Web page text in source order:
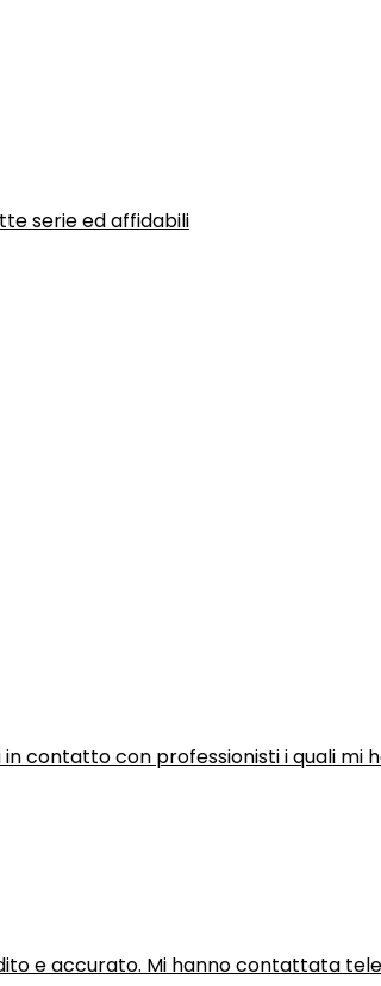
serie ed affidabili
contatto con professionisti i quali mi
e accurato. Mi hanno contattata